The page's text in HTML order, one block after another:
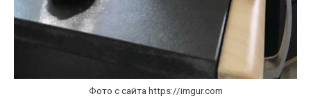
Фото с сайта https://imgur.com